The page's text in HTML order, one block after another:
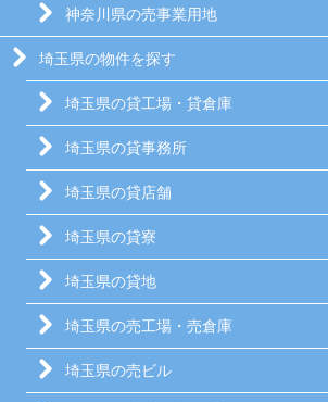
神奈川県の売事業用地
埼玉県の物件を探す
埼玉県の貸工場・貸倉庫
埼玉県の貸事務所
埼玉県の貸店舗
埼玉県の貸寮
埼玉県の貸地
埼玉県の売工場・売倉庫
埼玉県の売ビル